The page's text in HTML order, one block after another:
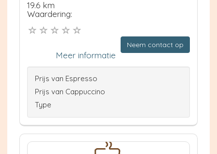
19.6 km
Waardering:
Neem contact op
Meer informatie
Prijs van Espresso
Prijs van Cappuccino
Type